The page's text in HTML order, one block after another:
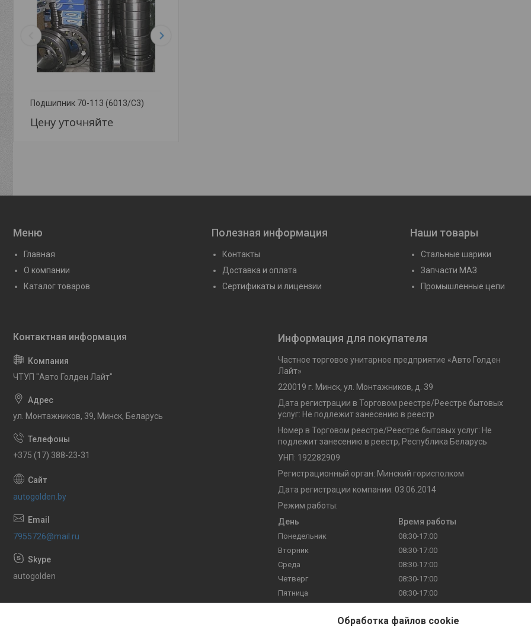
Подшипник 70-113 (6013/С3)
Цену уточняйте
Меню
Главная
О компании
Каталог товаров
Полезная информация
Контакты
Доставка и оплата
Сертификаты и лицензии
Наши товары
Стальные шарики
Запчасти МАЗ
Промышленные цепи
ЧТУП "Авто Голден Лайт"
ул. Монтажников, 39, Минск, Беларусь
+375 (17) 388-23-31
autogolden.by
7955726@mail.ru
autogolden
Информация для покупателя
Частное торговое унитарное предприятие «Авто Голден
Лайт»
220019 г. Минск, ул. Монтажников, д. 39
Дата регистрации в Торговом реестре/Реестре бытовых
услуг: Не подлежит занесению в реестр
Номер в Торговом реестре/Реестре бытовых услуг: Не
подлежит занесению в реестр, Республика Беларусь
УНП: 192282909
Регистрационный орган: Минский горисполком
Дата регистрации компании: 03.06.2014
Режим работы:
День
Время работы
Понедельник
08:30-17:00
Вторник
08:30-17:00
Среда
08:30-17:00
Четверг
08:30-17:00
Пятница
08:30-17:00
Выходной
Обработка файлов cookie